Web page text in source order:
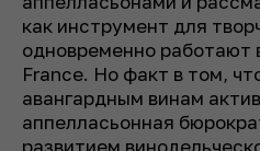
как инструмент для
одновременно работают
France. Но факт в том,
авангардным винам
аппелласьонная
развитием